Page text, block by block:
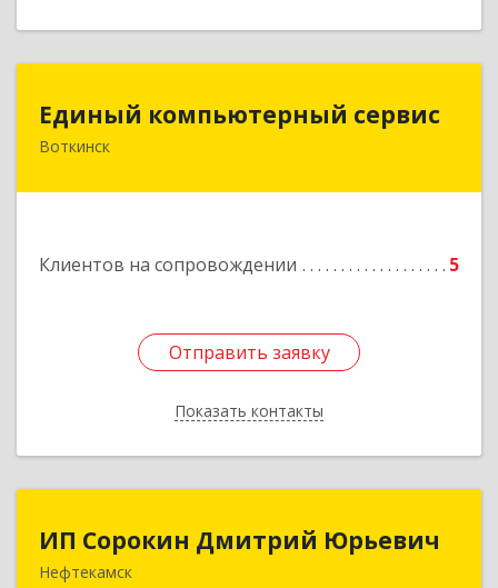
Единый компьютерный сервис
Воткинск
Клиентов на сопровождении 5
Отправить заявку
Показать контакты
Единый компьютерный сервис
Отправить заявку
Назад
ИП Сорокин Дмитрий Юрьевич
Нефтекамск
ИП Сорокин Дмитрий Юрьевич
452684, Башкортостан Респ, Нефтекамск г,